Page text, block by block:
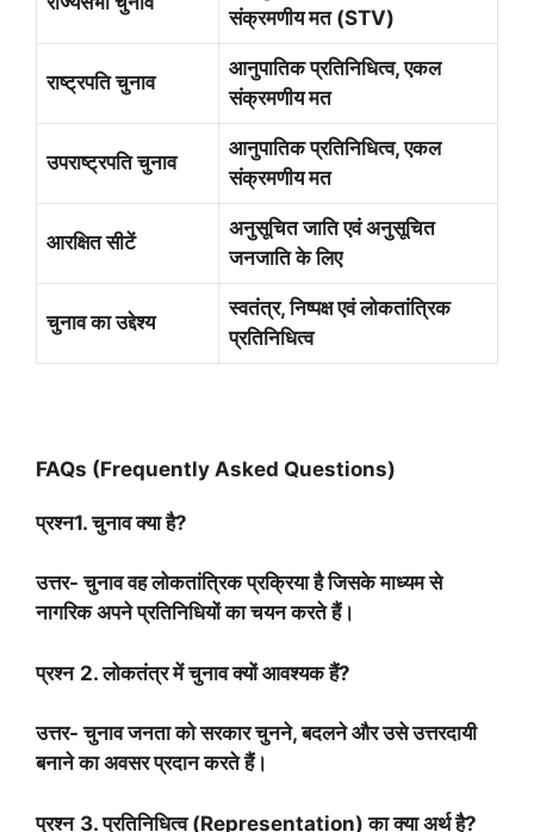
संक्रमणीय मत (STV)
राष्ट्रपति चुनाव
आनुपातिक प्रतिनिधित्व,एकल
संक्रमणीय मत
उपराष्ट्रपति चुनाव
आनुपातिक प्रतिनिधित्व,एकल
संक्रमणीय मत
आरक्षित सीटें
अनुसूचित जाति एवं अनुसूचित
जनजाति के लिए
चुनाव का उद्देश्य
स्वतंत्र,निष्पक्ष एवं लोकतांत्रिक
प्रतिनिधित्व
FAQs (Frequently Asked Questions)
प्रश्न1.चुनाव क्या है?
उत्तर- चुनाव वह लोकतांत्रिक प्रक्रिया है जिसके माध्यम से
नागरिक अपने प्रतिनिधियों का चयन करते हैं।
प्रश्न 2.लोकतंत्र में चुनाव क्यों आवश्यक हैं?
उत्तर- चुनाव जनता को सरकार चुनने,बदलने और उसे उत्तरदायी
बनाने का अवसर प्रदान करते हैं।
प्रश्न 3.प्रतिनिधित्व (Representation)का क्या अर्थ है?